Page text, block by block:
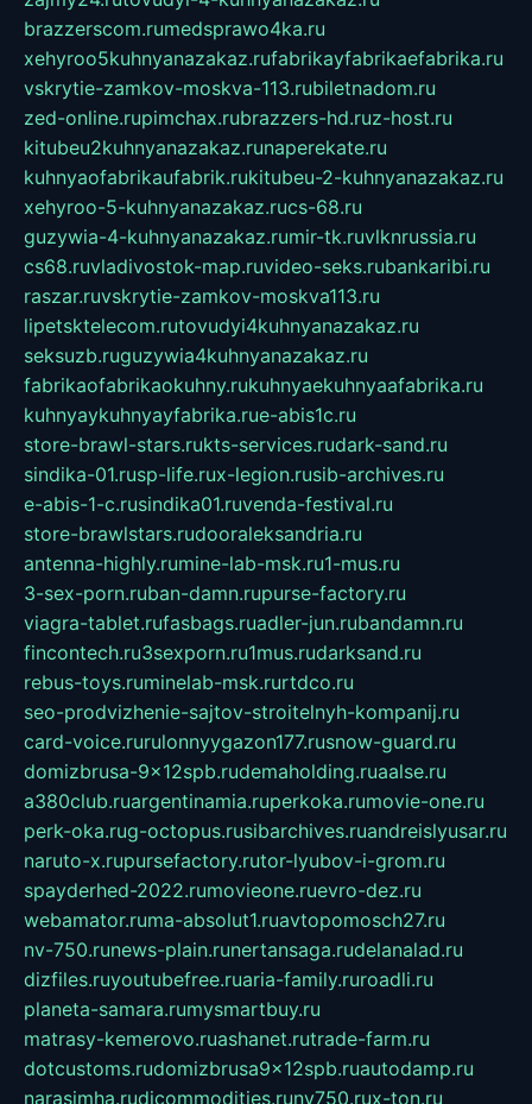
brazzerscom.rumedsprawo4ka.ru
xehyroo5kuhnyanazakaz.rufabrikayfabrikaefabrika.ru
vskrytie-zamkov-moskva-113.rubiletnadom.ru
zed-online.rupimchax.rubrazzers-hd.ruz-host.ru
kitubeu2kuhnyanazakaz.runaperekate.ru
kuhnyaofabrikaufabrik.rukitubeu-2-kuhnyanazakaz.ru
xehyroo-5-kuhnyanazakaz.rucs-68.ru
guzywia-4-kuhnyanazakaz.rumir-tk.ruvlknrussia.ru
cs68.ruvladivostok-map.ruvideo-seks.rubankaribi.ru
raszar.ruvskrytie-zamkov-moskva113.ru
lipetsktelecom.rutovudyi4kuhnyanazakaz.ru
seksuzb.ruguzywia4kuhnyanazakaz.ru
fabrikaofabrikaokuhny.rukuhnyaekuhnyaafabrika.ru
kuhnyaykuhnyayfabrika.rue-abis1c.ru
store-brawl-stars.rukts-services.rudark-sand.ru
sindika-01.rusp-life.rux-legion.rusib-archives.ru
e-abis-1-c.rusindika01.ruvenda-festival.ru
store-brawlstars.rudooraleksandria.ru
antenna-highly.rumine-lab-msk.ru1-mus.ru
3-sex-porn.ruban-damn.rupurse-factory.ru
viagra-tablet.rufasbags.ruadler-jun.rubandamn.ru
fincontech.ru3sexporn.ru1mus.rudarksand.ru
rebus-toys.ruminelab-msk.rurtdco.ru
seo-prodvizhenie-sajtov-stroitelnyh-kompanij.ru
card-voice.rurulonnyygazon177.rusnow-guard.ru
domizbrusa-9x12spb.rudemaholding.ruaalse.ru
a380club.ruargentinamia.ruperkoka.rumovie-one.ru
perk-oka.rug-octopus.rusibarchives.ruandreislyusar.ru
naruto-x.rupursefactory.rutor-lyubov-i-grom.ru
spayderhed-2022.rumovieone.ruevro-dez.ru
webamator.ruma-absolut1.ruavtopomosch27.ru
nv-750.runews-plain.runertansaga.rudelanalad.ru
dizfiles.ruyoutubefree.ruaria-family.ruroadli.ru
planeta-samara.rumysmartbuy.ru
matrasy-kemerovo.ruashanet.rutrade-farm.ru
dotcustoms.rudomizbrusa9x12spb.ruautodamp.ru
narasimha.rudjcommodities.runv750.rux-ton.ru